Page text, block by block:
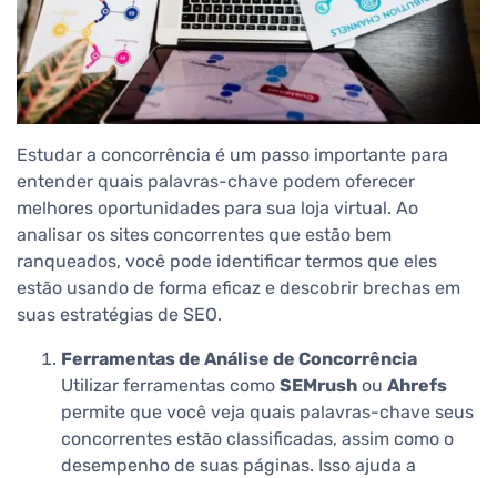
Estudar a concorrência é um passo importante para
entender quais palavras-chave podem oferecer
melhores oportunidades para sua loja virtual. Ao
analisar os sites concorrentes que estão bem
ranqueados, você pode identificar termos que eles
estão usando de forma eficaz e descobrir brechas em
suas estratégias de SEO.
Ferramentas de Análise de Concorrência
Utilizar ferramentas como SEMrush ou Ahrefs
permite que você veja quais palavras-chave seus
concorrentes estão classificadas, assim como o
desempenho de suas páginas. Isso ajuda a